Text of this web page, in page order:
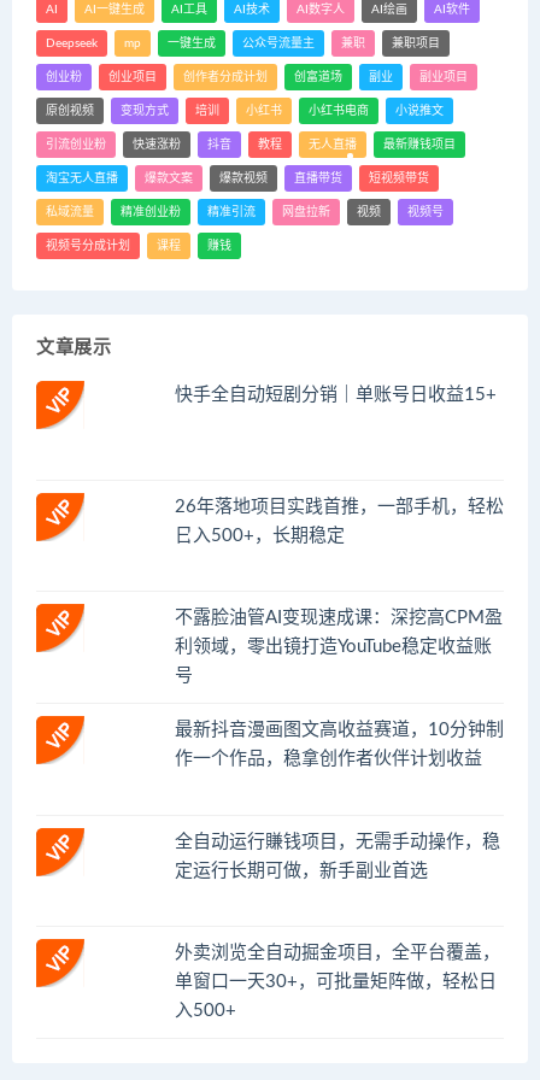
AI AI一键生成 AI工具 AI技术 AI数字人 AI绘画 AI软件
Deepseek mp 一键生成 公众号流量主 兼职 兼职项目
创业粉 创业项目 创作者分成计划 创富道场 副业 副业项目
原创视频 变现方式 培训 小红书 小红书电商 小说推文
引流创业粉 快速涨粉 抖音 教程 无人直播 最新赚钱项目
淘宝无人直播 爆款文案 爆款视频 直播带货 短视频带货
私域流量 精准创业粉 精准引流 网盘拉新 视频 视频号
视频号分成计划 课程 赚钱
文章展示
快手全自动短剧分销｜单账号日收益15+
26年落地项目实践首推，一部手机，轻松
日入500+，长期稳定
不露脸油管AI变现速成课：深挖高CPM盈
利领域，零出镜打造YouTube稳定收益账
号
最新抖音漫画图文高收益赛道，10分钟制
作一个作品，稳拿创作者伙伴计划收益
全自动运行賺钱项目，无需手动操作，稳
定运行长期可做，新手副业首选
外卖浏览全自动掘金项目，全平台覆盖，
单窗口一天30+，可批量矩阵做，轻松日
入500+